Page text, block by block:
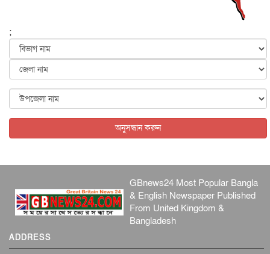
৬ আগস্ট, ২০২৬
জুলাইয়ের কৃতিত্ব নেওয়ার জন্য সবাই প্রতিযোগিতায় নেমেছে :
৬ আগস্ট, ২০২৬
৬ আগস্ট, ২০২৬
;
অনুসন্ধান করুন
GBnews24 Most Popular Bangla
& English Newspaper Published
From United Kingdom &
Bangladesh
ADDRESS